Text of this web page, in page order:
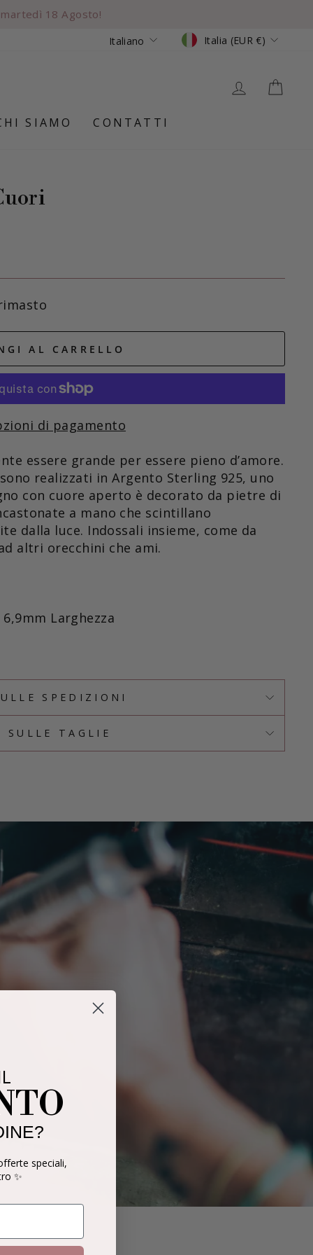
18 Agosto!
Lingua
Italiano Valuta
Italia (EUR €)
ACCEDI
SIAMO CONTATTI
AL CARRELLO
di pagamento
essere grande per essere pieno d’amore.
realizzati in Argento Sterling 925, uno
con cuore aperto è decorato da pietre di
a mano che scintillano
dalla luce. Indossali insieme, come da
altri orecchini che ami.
6,9mm Larghezza
SPEDIZIONI
SULLE TAGLIE
speciali,
✨